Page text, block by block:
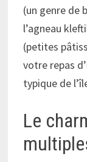
(un genre de
l’agneau
(petites
votre repas
typique de
Le